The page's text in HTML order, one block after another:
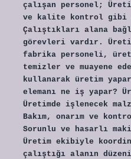
çalışan personel;
ve kalite kontrol gibi
Çalıştıkları alana
görevleri vardır.
fabrika personeli,
temizler ve muayene
kullanarak üretim
elemanı ne iş yapar?
Üretimde işlenecek
Bakım, onarım ve
Sorunlu ve hasarlı
Üretim ekibiyle
çalıştığı alanın